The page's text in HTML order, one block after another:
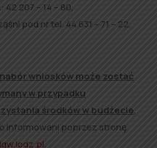
42 207 – 14 – 80,
pod nr tel. 44 631 – 71 – 22,
nabór wniosków może zostać
w przypadku
środków w budżecie,
informowani poprzez stronę
.